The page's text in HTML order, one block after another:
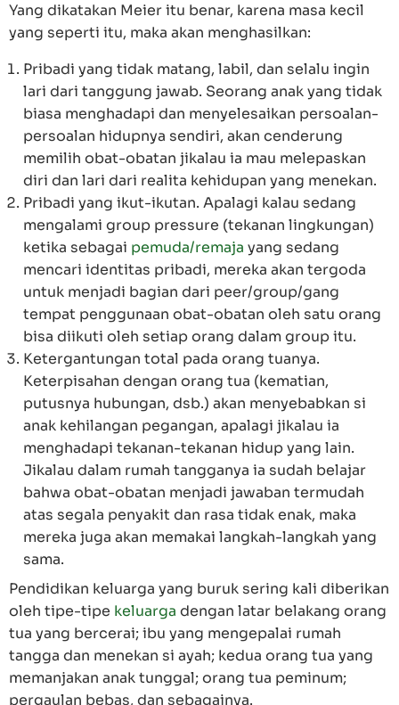
Yang dikatakan Meier itu benar, karena masa kecil
yang seperti itu, maka akan menghasilkan:
Pribadi yang tidak matang, labil, dan selalu ingin
lari dari tanggung jawab. Seorang anak yang tidak
biasa menghadapi dan menyelesaikan persoalan-
persoalan hidupnya sendiri, akan cenderung
memilih obat-obatan jikalau ia mau melepaskan
diri dan lari dari realita kehidupan yang menekan.
Pribadi yang ikut-ikutan. Apalagi kalau sedang
mengalami group pressure (tekanan lingkungan)
ketika sebagai pemuda/remaja yang sedang
mencari identitas pribadi, mereka akan tergoda
untuk menjadi bagian dari peer/group/gang
tempat penggunaan obat-obatan oleh satu orang
bisa diikuti oleh setiap orang dalam group itu.
Ketergantungan total pada orang tuanya.
Keterpisahan dengan orang tua (kematian,
putusnya hubungan, dsb.) akan menyebabkan si
anak kehilangan pegangan, apalagi jikalau ia
menghadapi tekanan-tekanan hidup yang lain.
Jikalau dalam rumah tangganya ia sudah belajar
bahwa obat-obatan menjadi jawaban termudah
atas segala penyakit dan rasa tidak enak, maka
mereka juga akan memakai langkah-langkah yang
sama.
Pendidikan keluarga yang buruk sering kali diberikan
oleh tipe-tipe keluarga dengan latar belakang orang
tua yang bercerai; ibu yang mengepalai rumah
tangga dan menekan si ayah; kedua orang tua yang
memanjakan anak tunggal; orang tua peminum;
pergaulan bebas, dan sebagainya.